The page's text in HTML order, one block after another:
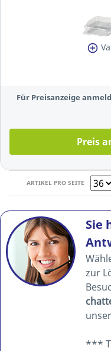
Für Preisanzeige
Preis
ARTIKEL PRO SEITE
Sie
zur
unser
***